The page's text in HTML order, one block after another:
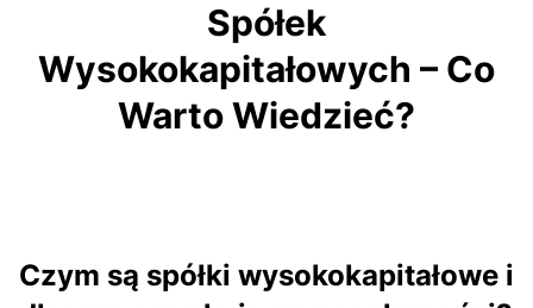
Spółek
Wysokokapitałowych – Co
Warto Wiedzieć?
Czym są spółki wysokokapitałowe i